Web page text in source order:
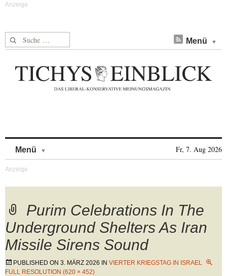
Suche nach: Menü
Menü Fr, 7. Aug 2026
Purim Celebrations In The
Underground Shelters As Iran
Missile Sirens Sound
PUBLISHED ON 3. MÄRZ 2026 IN VIERTER KRIEGSTAG IN ISRAEL
FULL RESOLUTION (620 × 452)